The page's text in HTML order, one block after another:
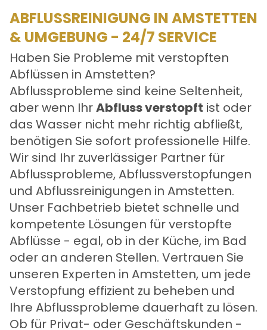
ABFLUSSREINIGUNG IN AMSTETTEN
& UMGEBUNG - 24/7 SERVICE
Haben Sie Probleme mit verstopften
Abflüssen in Amstetten?
Abflussprobleme sind keine Seltenheit,
aber wenn IhrAbfluss verstopft ist oder
das Wasser nicht mehr richtig abfließt,
benötigen Sie sofort professionelle Hilfe.
Wir sind Ihr zuverlässiger Partner für
Abflussprobleme, Abflussverstopfungen
und Abflussreinigungen in Amstetten.
Unser Fachbetrieb bietet schnelle und
kompetente Lösungen für verstopfte
Abflüsse - egal, ob in der Küche, im Bad
oder an anderen Stellen. Vertrauen Sie
unseren Experten in Amstetten, um jede
Verstopfung effizient zu beheben und
Ihre Abflussprobleme dauerhaft zu lösen.
Ob für Privat- oder Geschäftskunden -